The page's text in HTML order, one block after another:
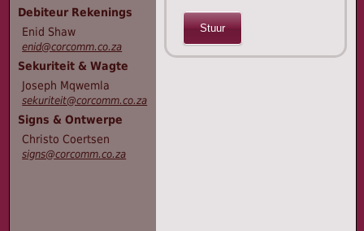
Debiteur Rekenings
Enid Shaw
enid@corcomm.co.za
Sekuriteit & Wagte
Joseph Mqwemla
sekuriteit@corcomm.co.za
Signs & Ontwerpe
Christo Coertsen
signs@corcomm.co.za